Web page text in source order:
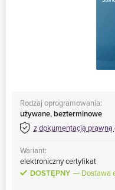
Rodzaj oprogramowania:
używane, bezterminowe
z dokumentacją
Wariant:
elektroniczny certyfikat
DOSTĘPNY
Dostawa